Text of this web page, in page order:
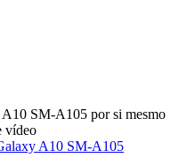
SM-A105 por si mesmo
vídeo
A10 SM-A105